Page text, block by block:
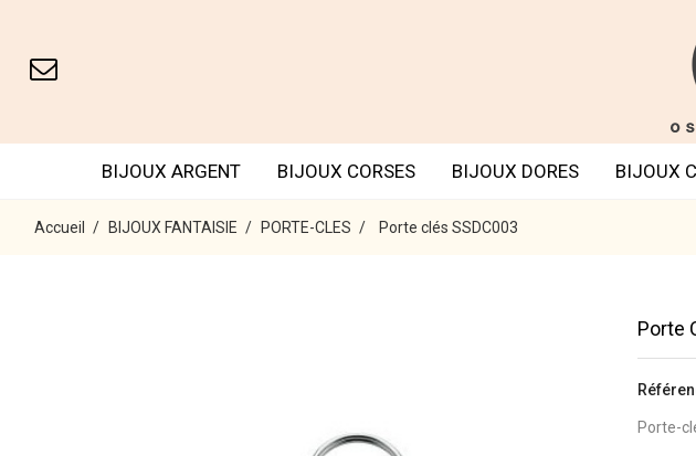
BIJOUX ARGENT BIJOUX CORSES BIJOUX DORES BIJOUX
Accueil BIJOUX FANTAISIE PORTE-CLES Porte clés SSDC003
Porte
Porte-